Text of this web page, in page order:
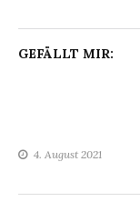
GEFÄLLT MIR:
4. August 2021